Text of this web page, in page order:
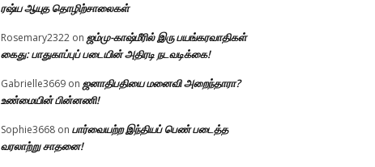
ரஷ்ய ஆயுத தொழிற்சாலைகள்
Rosemary2322 on ஜம்மு-காஷ்மீரில் இரு பயங்கரவாதிகள்
கைது: பாதுகாப்புப் படையின் அதிரடி நடவடிக்கை!
Gabrielle3669 on ஜனாதிபதியை மனைவி அறைந்தாரா?
உண்மையின் பின்னணி!
Sophie3668 on பார்வையற்ற இந்தியப் பெண் படைத்த
வரலாற்று சாதனை!